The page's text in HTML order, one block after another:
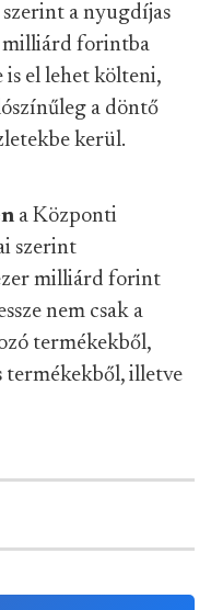
szerint a nyugdíjas
milliárd forintba
is el lehet költeni,
a döntő
kerül.
a Központi
szerint
milliárd forint
nem csak a
termékekből,
termékekből, illetve